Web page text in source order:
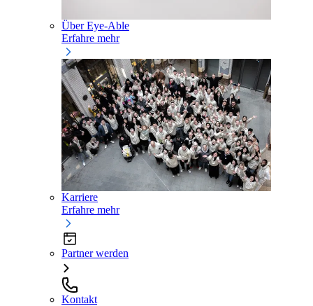
Über Eye-Able
Erfahre mehr
Karriere
Erfahre mehr
Partner werden
Kontakt